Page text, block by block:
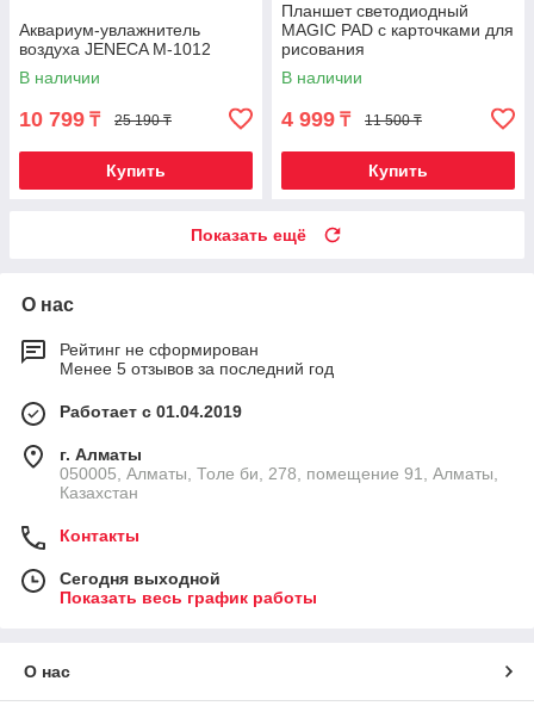
Аквариум-увлажнитель
воздуха JENECA M-1012
В наличии
10 799 ₸ 25 190 ₸
Купить
Планшет светодиодный
MAGIC PAD с карточками для
рисования
В наличии
4 999 ₸ 11 500 ₸
Купить
Показать ещё
О нас
Рейтинг не сформирован
Менее 5 отзывов за последний год
Работает с 01.04.2019
г. Алматы
050005, Алматы, Толе би, 278, помещение 91, Алматы,
Казахстан
Контакты
Сегодня выходной
Показать весь график работы
О нас